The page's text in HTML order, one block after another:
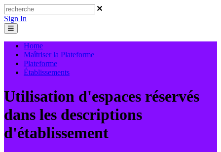
Sign In
Home
Maîtriser la Plateforme
Plateforme
Établissements
Utilisation d'espaces réservés
dans les descriptions
d'établissement